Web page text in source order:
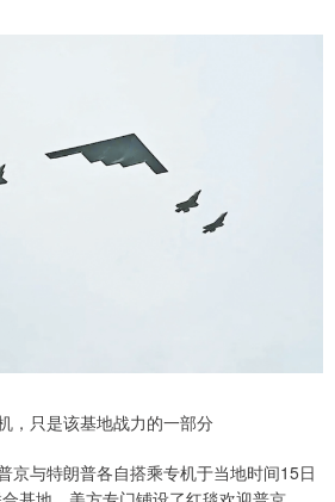
，只是该基地战力的一部分
京与特朗普各自搭乘专机于当地时间15日